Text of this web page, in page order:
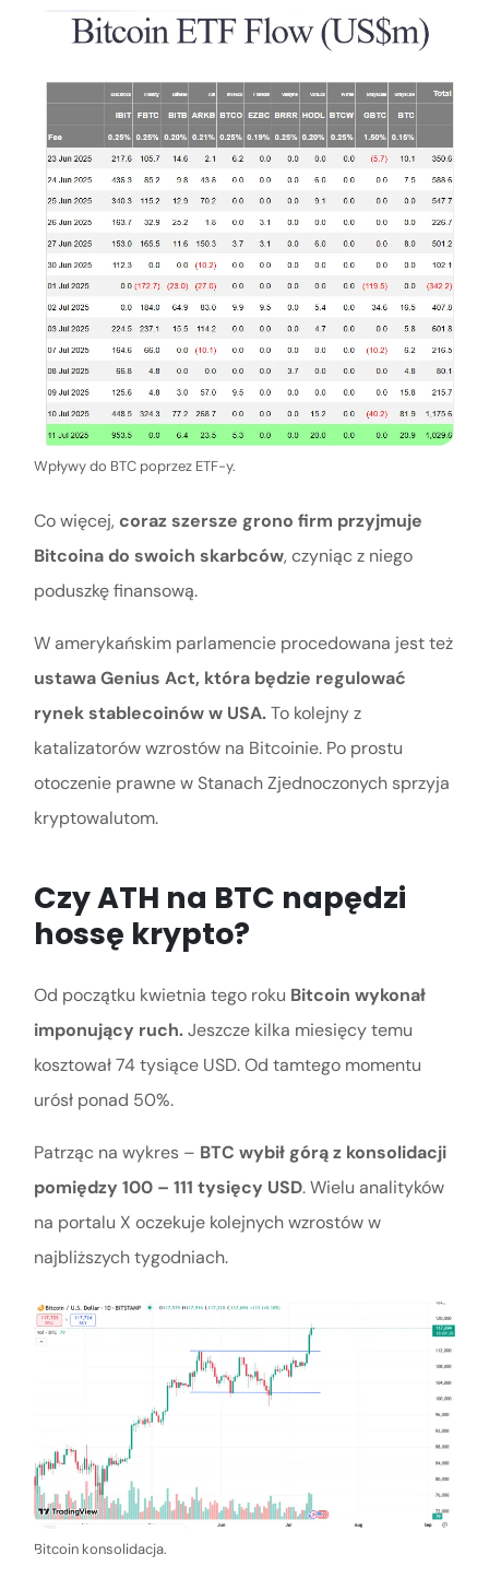
Wpływy do BTC poprzez ETF-y.
Co więcej,coraz szersze grono firm przyjmuje
Bitcoina do swoich skarbców, czyniąc z niego
poduszkę finansową.
W amerykańskim parlamencie procedowana jest też
ustawa Genius Act, która będzie regulować
rynek stablecoinów w USA.To kolejny z
katalizatorów wzrostów na Bitcoinie. Po prostu
otoczenie prawne w Stanach Zjednoczonych sprzyja
kryptowalutom.
Czy ATH na BTC napędzi
hossę krypto?
Od początku kwietnia tego roku Bitcoin wykonał
imponujący ruch.Jeszcze kilka miesięcy temu
kosztował 74 tysiące USD. Od tamtego momentu
urósł ponad 50%.
Patrząc na wykres – BTC wybił górą z konsolidacji
pomiędzy 100 – 111 tysięcy USD. Wielu analityków
na portalu X oczekuje kolejnych wzrostów w
najbliższych tygodniach.
Bitcoin konsolidacja.